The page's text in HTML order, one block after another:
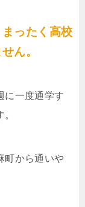
ったく高校
ん。
に一度通学す
町から通いや